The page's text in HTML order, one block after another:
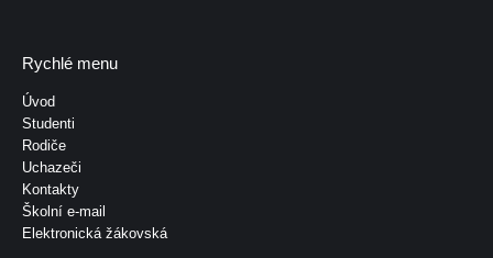
Rychlé menu
Úvod
Studenti
Rodiče
Uchazeči
Kontakty
Školní e-mail
Elektronická žákovská